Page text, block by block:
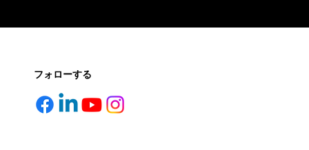
フォローする